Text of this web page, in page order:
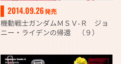
2014.09.26発売
機動戦士ガンダムＭＳＶ‐Ｒ ジョ
ニー・ライデンの帰還 （９）